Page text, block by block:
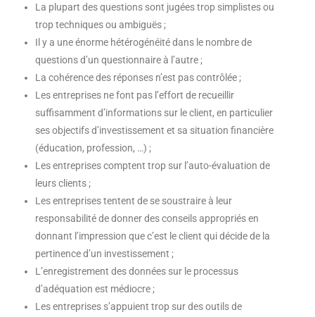
La plupart des questions sont jugées trop simplistes ou
trop techniques ou ambiguës ;
Il y a une énorme hétérogénéité dans le nombre de
questions d’un questionnaire à l’autre ;
La cohérence des réponses n’est pas contrôlée ;
Les entreprises ne font pas l’effort de recueillir
suffisamment d’informations sur le client, en particulier
ses objectifs d’investissement et sa situation financière
(éducation, profession, …) ;
Les entreprises comptent trop sur l’auto-évaluation de
leurs clients ;
Les entreprises tentent de se soustraire à leur
responsabilité de donner des conseils appropriés en
donnant l’impression que c’est le client qui décide de la
pertinence d’un investissement ;
L’enregistrement des données sur le processus
d’adéquation est médiocre ;
Les entreprises s’appuient trop sur des outils de